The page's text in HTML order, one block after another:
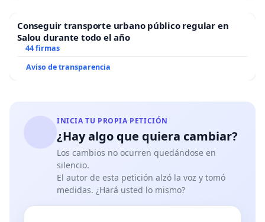
Conseguir transporte urbano público regular en
Salou durante todo el año
44 firmas
Aviso de transparencia
INICIA TU PROPIA PETICIÓN
¿Hay algo que quiera cambiar?
Los cambios no ocurren quedándose en
silencio.
El autor de esta petición alzó la voz y tomó
medidas. ¿Hará usted lo mismo?